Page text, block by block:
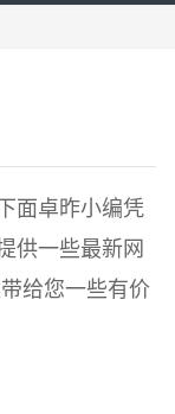
面卓昨小编凭
供一些最新网
给您一些有价